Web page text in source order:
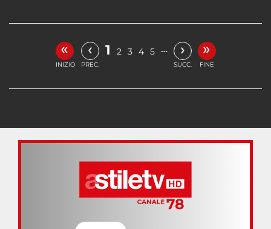
«
INIZIO
‹
PREC.
1 2 3 4 5 … ›
SUCC.
»
FINE